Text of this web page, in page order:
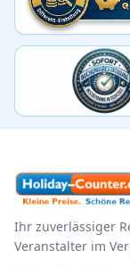
Ihr zuverlässiger
Veranstalter im